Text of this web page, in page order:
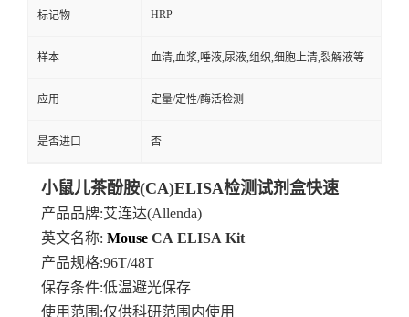
标记物 HRP
样本 血清,血浆,唾液,尿液,组织,细胞上清,裂解液等
应用 定量/定性/酶活检测
是否进口 否
小鼠儿茶酚胺(CA)ELISA检测试剂盒快速
产品品牌:艾连达(Allenda)
英文名称: Mouse CA ELISA Kit
产品规格:96T/48T
保存条件:低温避光保存
使用范围 :仅供科研范围内使用